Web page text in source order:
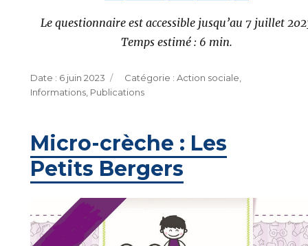
Le questionnaire est accessible jusqu’au 7 juillet
Temps estimé : 6 min.
Publié
le
6 juin 2023 Catégories
Action sociale
Informations, Publications
Micro-crèche : Les
Petits Bergers